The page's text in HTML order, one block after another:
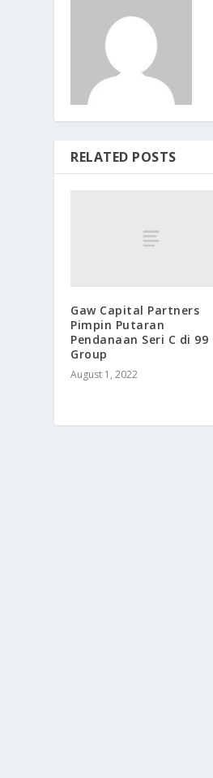
RELATED POSTS
Gaw Capital Partners
Pimpin Putaran
Pendanaan Seri C di 99
Group
August 1, 2022